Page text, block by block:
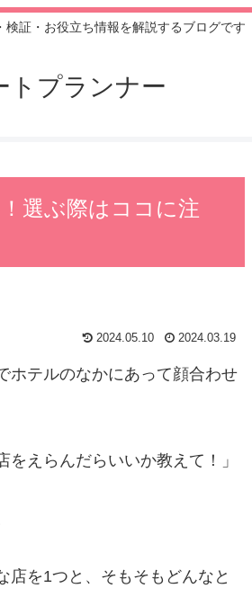
検証・お役立ち情報を解説するブログです
トプランナー
選ぶ際はココに注
2024.05.10 2024.03.19
ホテルのなかにあって顔合わせ
えらんだらいいか教えて！」
店を1つと、そもそもどんなと